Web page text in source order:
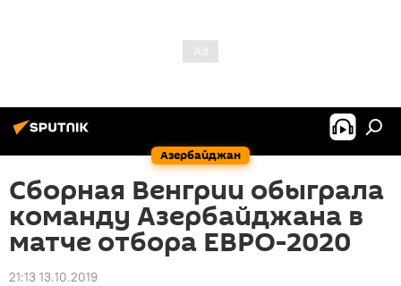
Азербайджан
Сборная Венгрии обыграла
команду Азербайджана в
матче отбора ЕВРО-2020
21:13 13.10.2019